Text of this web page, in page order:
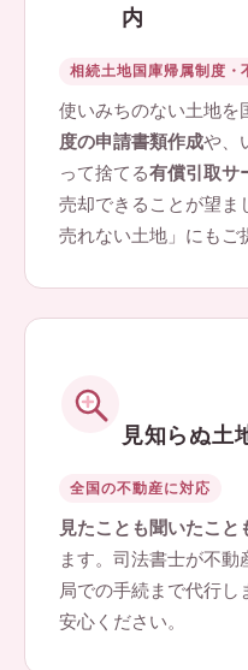
内
相続土地国庫帰属制度・
使いみちのない土地を
度の申請書類作成や、
って捨てる有償引取サ
売却できることが望ま
売れない土地」にもご
見知らぬ土
全国の不動産に対応
見たことも聞いたこと
ます。司法書士が不
局での手続まで代行
安心ください。